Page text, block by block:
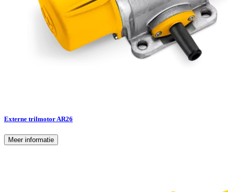
Externe trilmotor AR26
Meer informatie